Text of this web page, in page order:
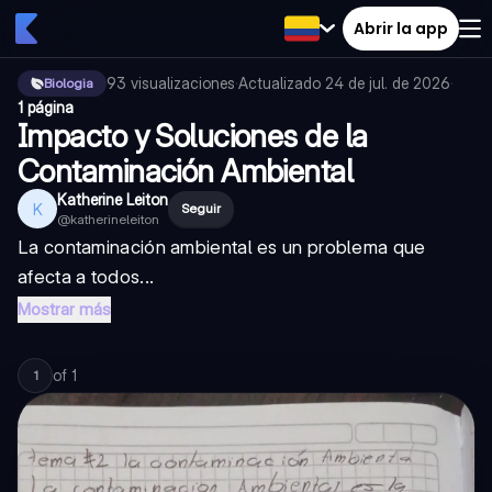
Abrir la app
Biologia 93 visualizaciones·Actualizado 24 de jul. de 2026·
1 página
Impacto y Soluciones de la
Contaminación Ambiental
K Katherine Leiton
@katherineleiton
Seguir
La contaminación ambiental es un problema que
afecta a todos...
Mostrar más
1 of 1